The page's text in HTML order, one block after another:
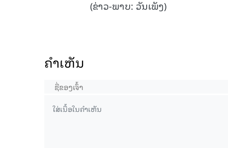
(ຂ່າວ-ພາບ: ວັນເພັງ)
ຄໍາເຫັນ